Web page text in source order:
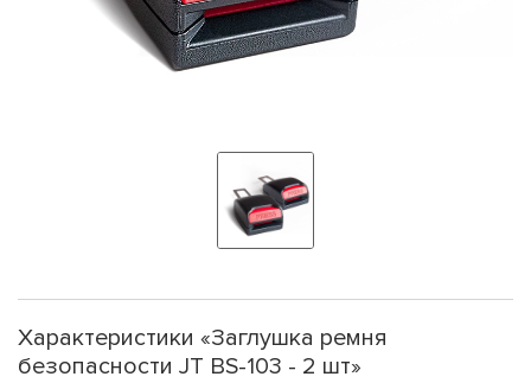
Характеристики «Заглушка ремня
безопасности JT BS-103 - 2 шт»